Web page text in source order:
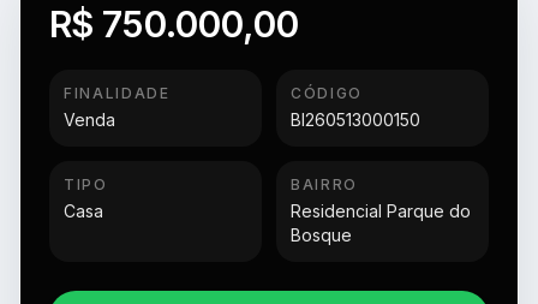
R$ 750.000,00
FINALIDADE
Venda
CÓDIGO
BI260513000150
TIPO
Casa
BAIRRO
Residencial Parque do
Bosque